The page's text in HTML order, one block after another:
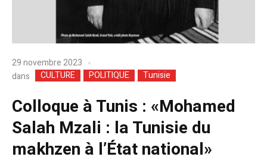
29 novembre 2023
dans
CULTURE POLITIQUE Tunisie
Colloque à Tunis : «Mohamed
Salah Mzali : la Tunisie du
makhzen à l’État national»